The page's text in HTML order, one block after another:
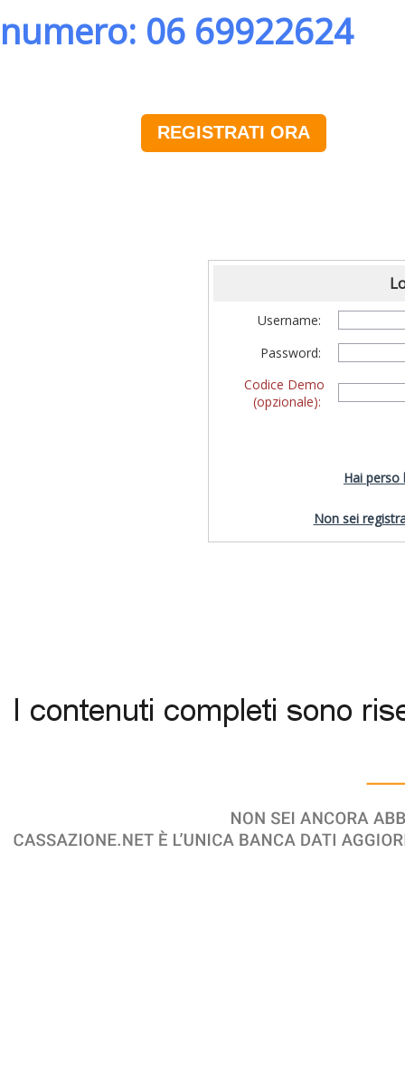
numero: 06 69922624
REGISTRATI ORA
Username:
Password:
Codice Demo
(opzionale):
Hai perso
Non sei